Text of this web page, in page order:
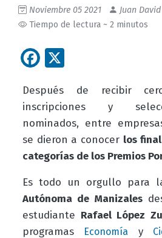
Noviembre 05 2021
Juan
Tiempo de lectura ~ 2 minutos
Facebook
Después de recibir
inscripciones y
nominados, entre
se dieron a conocer los
categorías de los Premios
Es todo un orgullo para
Autónoma de Manizales
estudiante Rafael López
programas
Economía y